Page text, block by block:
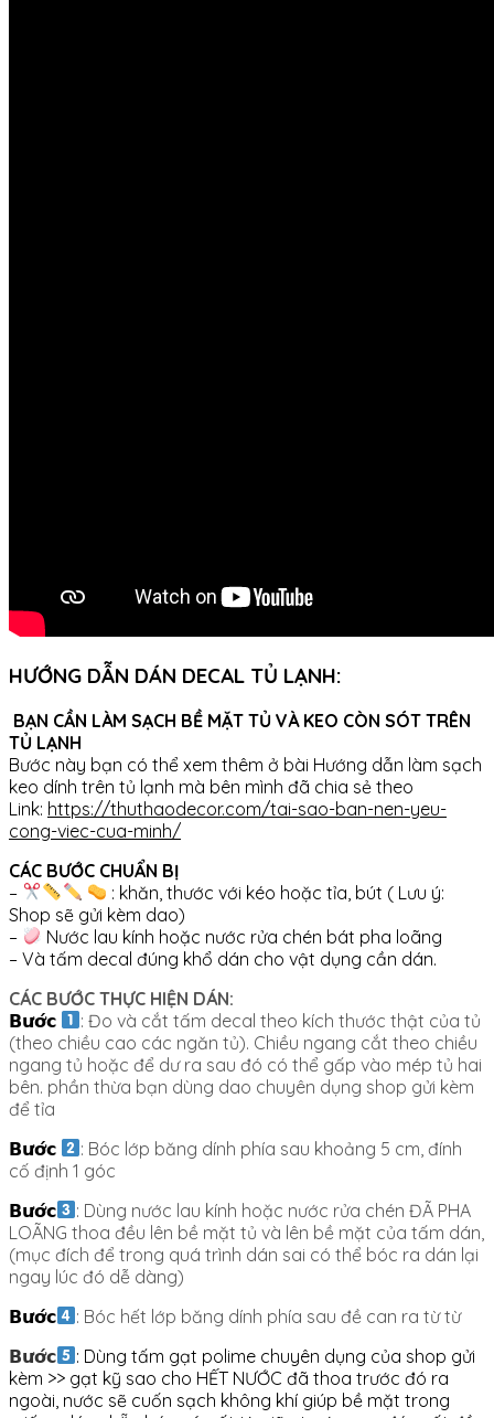
HƯỚNG DẪN DÁN DECAL TỦ LẠNH:
BẠN CẦN LÀM SẠCH BỀ MẶT TỦ VÀ KEO CÒN SÓT TRÊN
TỦ LẠNH
Bước này bạn có thể xem thêm ở bài Hướng dẫn làm sạch
keo dính trên tủ lạnh mà bên mình đã chia sẻ theo
Link: https://thuthaodecor.com/tai-sao-ban-nen-yeu-
cong-viec-cua-minh/
CÁC BƯỚC CHUẨN BỊ
–
: khăn, thước với kéo hoặc tỉa, bút ( Lưu ý:
Shop sẽ gửi kèm dao)
–
Nước lau kính hoặc nước rửa chén bát pha loãng
– Và tấm decal đúng khổ dán cho vật dụng cần dán.
CÁC BƯỚC THỰC HIỆN DÁN:
𝗕𝘂̛𝗼̛́𝗰
: Đo và cắt tấm decal theo kích thước thật của tủ
(theo chiều cao các ngăn tủ). Chiều ngang cắt theo chiều
ngang tủ hoặc để dư ra sau đó có thể gấp vào mép tủ hai
bên. phần thừa bạn dùng dao chuyên dụng shop gửi kèm
để tỉa
𝗕𝘂̛𝗼̛́𝗰
: Bóc lớp băng dính phía sau khoảng 5 cm, đính
cố định 1 góc
𝗕𝘂̛𝗼̛́𝗰
: Dùng nước lau kính hoặc nước rửa chén ĐÃ PHA
LOÃNG thoa đều lên bề mặt tủ và lên bề mặt của tấm dán,
(mục đích để trong quá trình dán sai có thể bóc ra dán lại
ngay lúc đó dễ dàng)
𝗕𝘂̛𝗼̛́𝗰
: Bóc hết lớp băng dính phía sau đề can ra từ từ
𝗕𝘂̛𝗼̛́𝗰
: Dùng tấm gạt polime chuyên dụng của shop gửi
kèm >> gạt kỹ sao cho HẾT NƯỚC đã thoa trước đó ra
ngoài, nước sẽ cuốn sạch không khí giúp bề mặt trong